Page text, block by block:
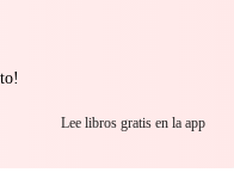
Lee libros gratis en la app